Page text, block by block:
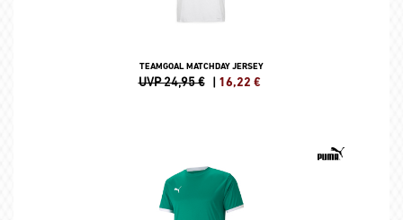
TEAMGOAL MATCHDAY JERSEY
UVP 24,95 € | 16,22 €